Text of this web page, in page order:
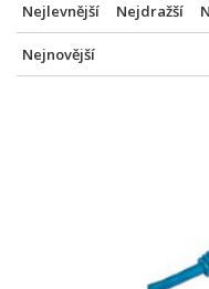
Nejlevnější Nejdražší
Nejnovější